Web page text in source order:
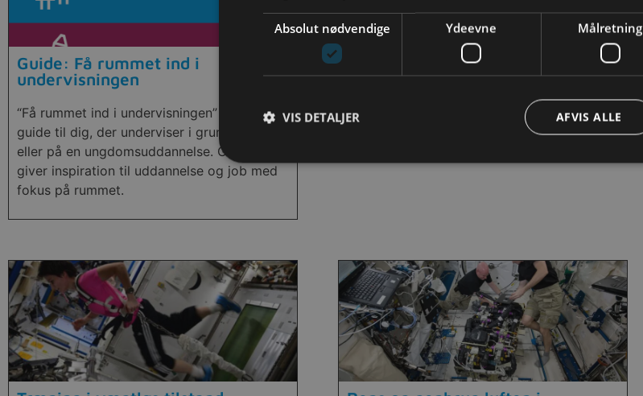
Guide: Få rummet ind i
undervisningen
“Få rummet ind i undervisningen” er en ny
guide til dig, der underviser i grundskolen
eller på en ungdomsuddannelse. Guiden
giver inspiration til uddannelse og job med
fokus på rummet.
Få besøg af en rumekspert
Book en rumekspert til din klasse, gennem
Engineer the future.
Absolut nødvendige Ydeevne Målretning
AFVIS ALLE
VIS DETALJER